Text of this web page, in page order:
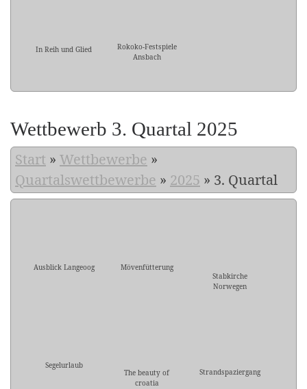
In Reih und Glied
Rokoko-Festspiele
Ansbach
Wettbewerb 3. Quartal 2025
Start » Wettbewerbe »
Quartalswettbewerbe » 2025 » 3. Quartal
Ausblick Langeoog
Mövenfütterung
Stabkirche
Norwegen
Segelurlaub
The beauty of
croatia
Strandspaziergang